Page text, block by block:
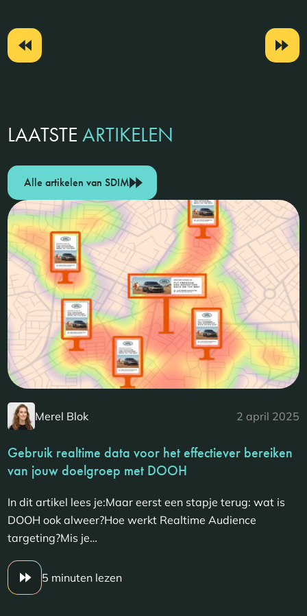
LAATSTEARTIKELEN
Alle artikelen van SDIM
Merel Blok 2 april 2025
Gebruik realtime data voor het effectiever bereiken
van jouw doelgroep met DOOH
In dit artikel lees je:Maar eerst een stapje terug: wat is
DOOH ook alweer?Hoe werkt Realtime Audience
targeting?Mis je…
5 minuten lezen